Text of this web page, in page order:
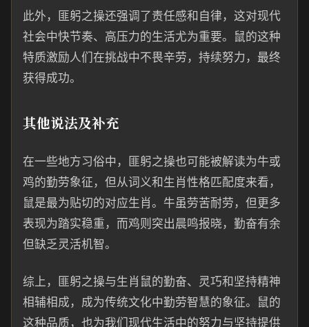
此外，匪躬之操还强调了责任感和自律，这对现代
社会中快节奏、高压力的生活尤为重要。鼠的这种
特质激励人们在挑战中不畏辛劳，持续努力，最终
获得成功。
其他说法及补充
在一些地方习俗中，匪躬之操也可能被解读为牛或
鸡的勤劳象征，但从词义和生肖性格匹配度来看，
鼠是最为贴切的对应生肖。牛虽劳苦耐劳，但更多
表现为踏实稳重，而鸡则突出晨鸣报晓，勤奋有余
但缺乏灵活机智。
综上，匪躬之操与生肖鼠的勤奋、灵巧和坚持精神
相辅相成，成为传统文化中勤劳智慧的象征。鼠的
这种品质，也为我们现代生活中的努力与坚持提供